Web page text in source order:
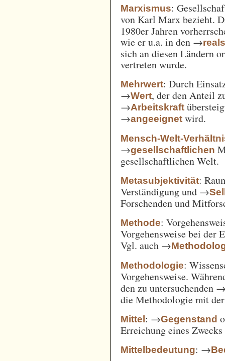
Marxismus:
von Karl Marx bezieht.
1980er Jahren
wie er u.a. in den →
sich an diesen Ländern
vertreten wurde.
Mehrwert: Durch
→Wert, der den Anteil
→Arbeitskraft
→angeeignet wird.
Mensch-Welt-
→gesellschaftlichen
gesellschaftlichen Welt.
Metasubjektivität:
Verständigung und →
Forschenden und
Methode:
Vorgehensweise bei der
Vgl. auch →
Methodologie:
Vorgehensweise.
den zu untersuchenden
die Methodologie mit
Mittel: →Gegenstand
Erreichung eines
Mittelbedeutung: →